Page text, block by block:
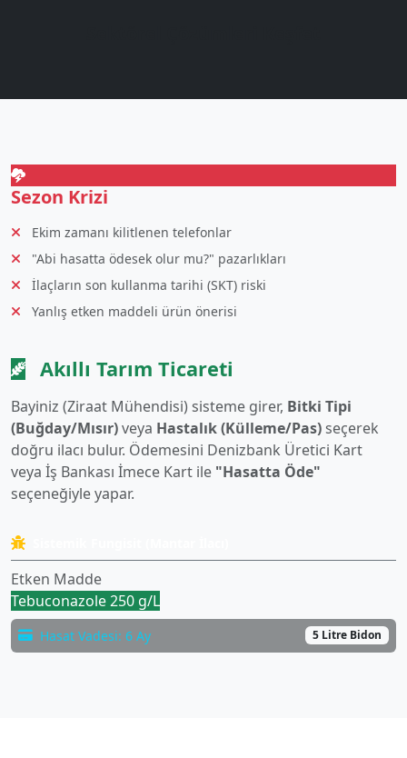
Sezon Krizi
Ekim zamanı kilitlenen telefonlar
"Abi hasatta ödesek olur mu?" pazarlıkları
İlaçların son kullanma tarihi (SKT) riski
Yanlış etken maddeli ürün önerisi
Akıllı Tarım Ticareti
Bayiniz (Ziraat Mühendisi) sisteme girer, Bitki Tipi
(Buğday/Mısır)veya Hastalık (Külleme/Pas)seçerek
doğru ilacı bulur. Ödemesini Denizbank Üretici Kart
veya İş Bankası İmece Kart ile "Hasatta Öde"
seçeneğiyle yapar.
Etken Madde
Tebuconazole 250 g/L
Hasat Vadesi: 6 Ay 5 Litre Bidon